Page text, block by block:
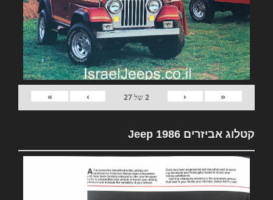
«
‹
2של27
›
»
קטלוג אביזרים Jeep 1986